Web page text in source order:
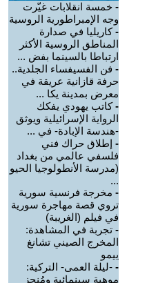
- خمسة انقلابات غيّرت
وجه الإمبراطورية الروسية
-كاريليا في صدارة
المناطق الروسية الأكثر
ارتباطا بالسينما بفض ...
- فن الفسيفساء الجلدية..
حرفة قازانية عريقة في
معرض بمدينة يكا ...
-كاتب يهودي يفكك
الرواية الإسرائيلية ويوثق
-هندسة الإبادة- في ...
- إطلاق حراك فني
فلسفي عالمي من بغداد
(مدرسة الأنطولوجيا الحيو
...
- مخرجة فرنسية سورية
تروي قصة مهاجرة سورية
في فيلم (الغريبة)
- تجربة في المشاهدة:
المخرج الصيني تشانغ
ييمو
- -ليلة العمى- التركية:
موهبة سينمائية ومُنجز